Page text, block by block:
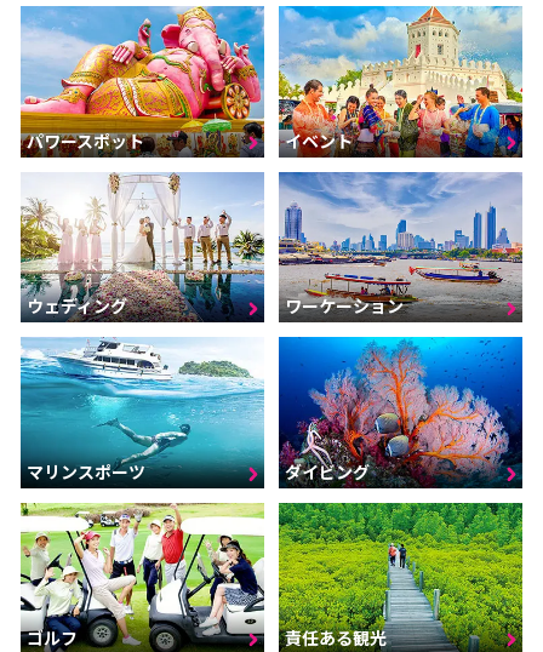
パワースポット イベント
ウェディング ワーケーション
マリンスポーツ ダイビング
ゴルフ 責任ある観光